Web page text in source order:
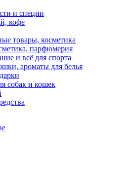
и специи
кофе
товары, косметика
парфюмерия
и всё для спорта
ароматы для белья
собак и кошек